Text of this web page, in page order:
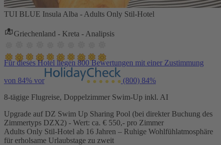
TUI BLUE Insula Alba - Adults Only Stil-Hotel
Griechenland - Kreta - Analipsis
Für dieses Hotel liegen 800 Bewertungen mit einer Zustimmung
von 84% vor (800) 84%
8-tägige Flugreise, Doppelzimmer Swim-Up inkl. AI
Upgrade auf DZ Swim Up Sharing Pool (bei direkter Buchung des
Zimmertyps DZX2) - Wert: ca. € 550,- pro Zimmer
Adults Only Stil-Hotel ab 16 Jahren – Ruhige Wohlfühlatmosphäre
für erholsame Urlaubstage zu zweit